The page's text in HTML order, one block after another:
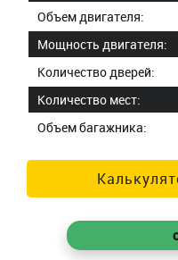
Объем двигателя:
Мощность двигателя:
Количество дверей:
Количество мест:
Объем багажника: